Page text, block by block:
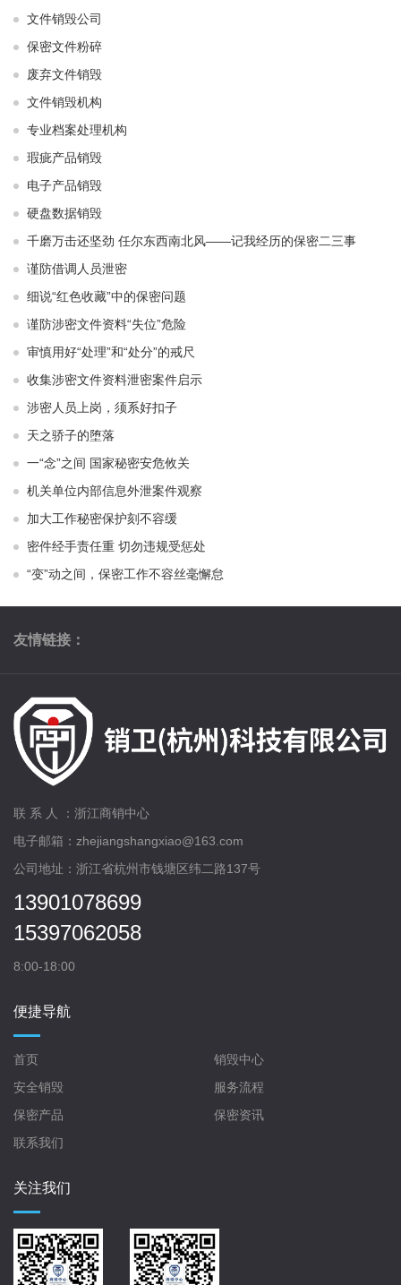
文件销毁公司
保密文件粉碎
废弃文件销毁
文件销毁机构
专业档案处理机构
瑕疵产品销毁
电子产品销毁
硬盘数据销毁
千磨万击还坚劲 任尔东西南北风——记我经历的保密二三事
谨防借调人员泄密
细说“红色收藏”中的保密问题
谨防涉密文件资料“失位”危险
审慎用好“处理”和“处分”的戒尺
收集涉密文件资料泄密案件启示
涉密人员上岗，须系好扣子
天之骄子的堕落
一“念”之间 国家秘密安危攸关
机关单位内部信息外泄案件观察
加大工作秘密保护刻不容缓
密件经手责任重 切勿违规受惩处
“变”动之间，保密工作不容丝毫懈怠
友情链接：
联 系 人 ：浙江商销中心
电子邮箱：zhejiangshangxiao@163.com
公司地址：浙江省杭州市钱塘区纬二路137号
13901078699
15397062058
8:00-18:00
便捷导航
首页
销毁中心
安全销毁
服务流程
保密产品
保密资讯
联系我们
关注我们